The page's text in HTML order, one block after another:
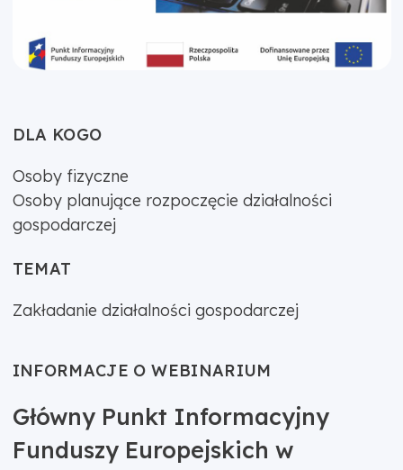
DLA KOGO
Osoby fizyczne
Osoby planujące rozpoczęcie działalności
gospodarczej
TEMAT
Zakładanie działalności gospodarczej
INFORMACJE O WEBINARIUM
Główny Punkt Informacyjny
Funduszy Europejskich w